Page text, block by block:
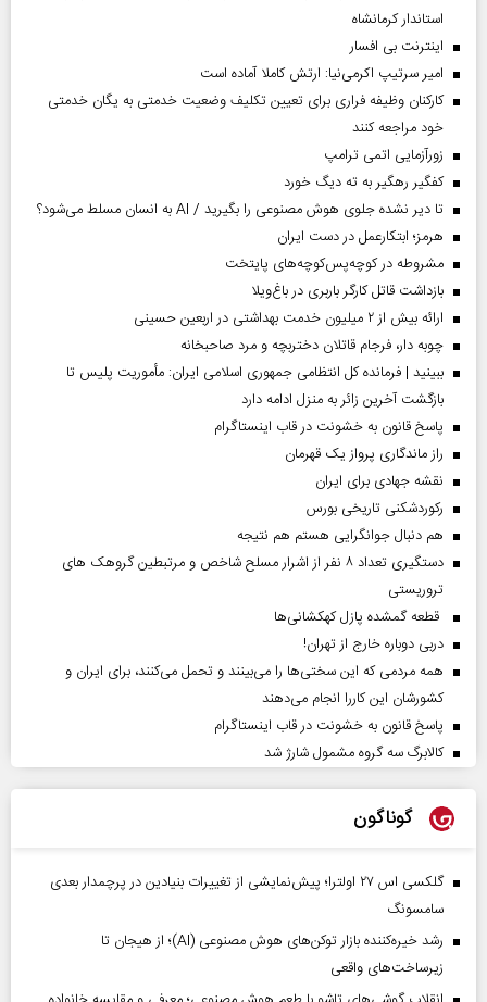
استاندار کرمانشاه
اینترنت بی افسار
امیر سرتیپ اکرمی‌نیا: ارتش کاملا آماده است
کارکنان وظیفه فراری برای تعیین تکلیف وضعیت خدمتی به یگان خدمتی
خود مراجعه کنند
زورآزمایی اتمی ترامپ
کفگیر رهگیر به ته دیگ خورد
تا دیر نشده جلوی هوش مصنوعی را بگیرید / AI به انسان مسلط می‌شود؟
هرمز؛ ابتکارعمل در دست ایران
مشروطه در کوچه‌پس‌کوچه‌های پایتخت
بازداشت قاتل کارگر باربری در باغ‌ویلا
ارائه بیش از ۲ میلیون خدمت بهداشتی در اربعین حسینی
چوبه دار، فرجام قاتلان دختربچه و مرد صاحبخانه
ببینید | فرمانده کل انتظامی جمهوری اسلامی ایران­: مأموریت پلیس تا
بازگشت آخرین زائر به منزل ادامه دارد
پاسخ قانون به خشونت در قاب اینستاگرام
راز ماندگاری پرواز یک قهرمان
نقشه جهادی برای ایران
رکوردشکنی تاریخی بورس
هم دنبال جوانگرایی هستم هم نتیجه
دستگیری تعداد ۸ نفر از اشرار مسلح شاخص و مرتبطین گروهک های
تروریستی
قطعه گمشده پازل کهکشانی‌ها
دربی دوباره خارج از تهران!
همه مردمی که این سختی‌ها را می‌بینند و تحمل می‌کنند، برای ایران و
کشورشان این کاررا انجام می‌دهند
پاسخ قانون به خشونت در قاب اینستاگرام
کالابرگ سه گروه مشمول شارژ شد
گوناگون
گلکسی اس ۲۷ اولترا؛ پیش‌نمایشی از تغییرات بنیادین در پرچمدار بعدی
سامسونگ
رشد خیره‌کننده بازار توکن‌های هوش مصنوعی (AI)؛ از هیجان تا
زیرساخت‌های واقعی